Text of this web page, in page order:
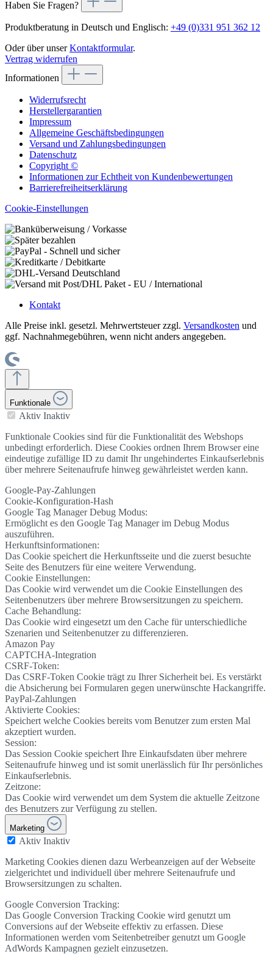
Haben Sie Fragen?
Produktberatung in Deutsch und Englisch: +49 (0)331 951 362 12
Oder über unserKontaktformular.
Vertrag widerrufen
Informationen
Widerrufsrecht
Herstellergarantien
Impressum
Allgemeine Geschäftsbedingungen
Versand und Zahlungsbedingungen
Datenschutz
Copyright ©
Informationen zur Echtheit von Kundenbewertungen
Barrierefreiheitserklärung
Cookie-Einstellungen
Kontakt
Alle Preise inkl. gesetzl. Mehrwertsteuer zzgl. Versandkosten und
ggf. Nachnahmegebühren, wenn nicht anders angegeben.
Funktionale
Aktiv Inaktiv
Funktionale Cookies sind für die Funktionalität des Webshops
unbedingt erforderlich. Diese Cookies ordnen Ihrem Browser eine
eindeutige zufällige ID zu damit Ihr ungehindertes Einkaufserlebnis
über mehrere Seitenaufrufe hinweg gewährleistet werden kann.
Google-Pay-Zahlungen
Cookie-Konfiguration-Hash
Google Tag Manager Debug Modus:
Ermöglicht es den Google Tag Manager im Debug Modus
auszuführen.
Herkunftsinformationen:
Das Cookie speichert die Herkunftsseite und die zuerst besuchte
Seite des Benutzers für eine weitere Verwendung.
Cookie Einstellungen:
Das Cookie wird verwendet um die Cookie Einstellungen des
Seitenbenutzers über mehrere Browsersitzungen zu speichern.
Cache Behandlung:
Das Cookie wird eingesetzt um den Cache für unterschiedliche
Szenarien und Seitenbenutzer zu differenzieren.
Amazon Pay
CAPTCHA-Integration
CSRF-Token:
Das CSRF-Token Cookie trägt zu Ihrer Sicherheit bei. Es verstärkt
die Absicherung bei Formularen gegen unerwünschte Hackangriffe.
PayPal-Zahlungen
Aktivierte Cookies:
Speichert welche Cookies bereits vom Benutzer zum ersten Mal
akzeptiert wurden.
Session:
Das Session Cookie speichert Ihre Einkaufsdaten über mehrere
Seitenaufrufe hinweg und ist somit unerlässlich für Ihr persönliches
Einkaufserlebnis.
Zeitzone:
Das Cookie wird verwendet um dem System die aktuelle Zeitzone
des Benutzers zur Verfügung zu stellen.
Marketing
Aktiv Inaktiv
Marketing Cookies dienen dazu Werbeanzeigen auf der Webseite
zielgerichtet und individuell über mehrere Seitenaufrufe und
Browsersitzungen zu schalten.
Google Conversion Tracking:
Das Google Conversion Tracking Cookie wird genutzt um
Conversions auf der Webseite effektiv zu erfassen. Diese
Informationen werden vom Seitenbetreiber genutzt um Google
AdWords Kampagnen gezielt einzusetzen.